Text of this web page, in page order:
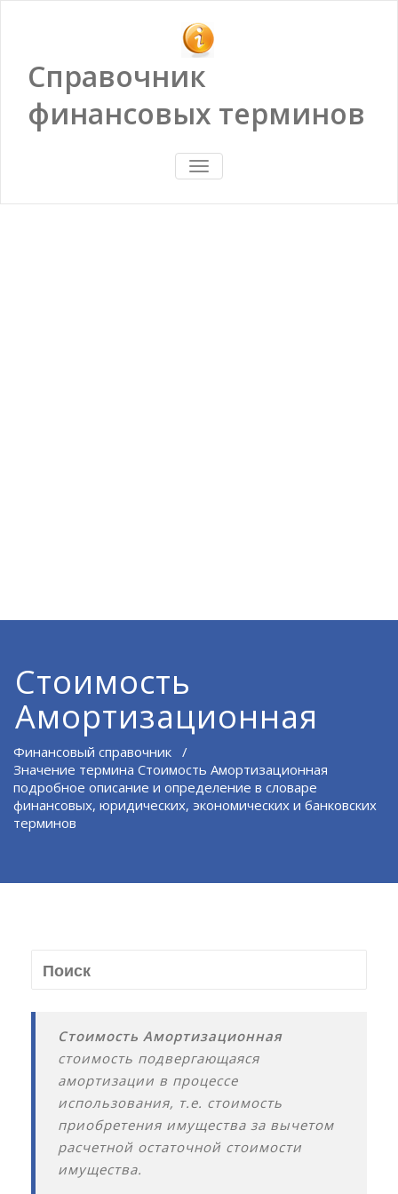
Справочник
финансовых терминов
ПОКАЗАТЬ/
СКРЫТЬ
Стоимость
Амортизационная
Финансовый справочник /
Значение термина Стоимость Амортизационная
подробное описание и определение в словаре
финансовых, юридических, экономических и банковских
терминов
Стоимость Амортизационная
стоимость подвергающаяся
амортизации в процессе
использования, т.е. стоимость
приобретения имущества за вычетом
расчетной остаточной стоимости
имущества.